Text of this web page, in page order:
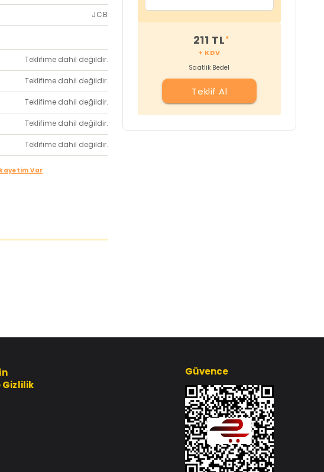
JCB
Teklifime dahil değildir.
Teklifime dahil değildir.
Teklifime dahil değildir.
Teklifime dahil değildir.
Teklifime dahil değildir.
Var
211 TL*
+ KDV
Saatlik Bedel
Teklif Al
Gizlilik
Güvence